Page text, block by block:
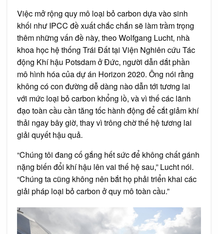
Việc mở rộng quy mô loại bỏ carbon dựa vào sinh
khối như IPCC đề xuất chắc chắn sẽ làm trầm trọng
thêm những vấn đề này, theo Wolfgang Lucht, nhà
khoa học hệ thống Trái Đất tại Viện Nghiên cứu Tác
động Khí hậu Potsdam ở Đức, người dẫn dắt phần
mô hình hóa của dự án Horizon 2020. Ông nói rằng
không có con đường dễ dàng nào dẫn tới tương lai
với mức loại bỏ carbon khổng lồ, và vì thế các lãnh
đạo toàn cầu cần tăng tốc hành động để cắt giảm khí
thải ngay bây giờ, thay vì trông chờ thế hệ tương lai
giải quyết hậu quả.
“Chúng tôi đang cố gắng hết sức để không chất gánh
nặng biến đổi khí hậu lên vai thế hệ sau,” Lucht nói.
“Chúng ta cũng không nên bắt họ phải triển khai các
giải pháp loại bỏ carbon ở quy mô toàn cầu.”